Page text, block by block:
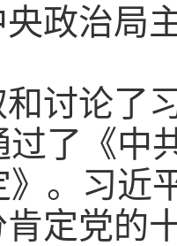
政治局
讨论了
过了《中
》。习近
定党的